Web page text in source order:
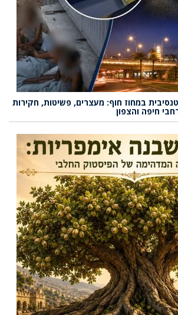
במחוז חוף: מעצרים, פשיטות, חקירות
חיפה והצפון